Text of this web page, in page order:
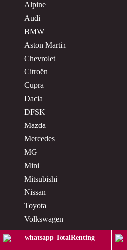
Alpine
Audi
BMW
Aston Martin
Chevrolet
Citroën
Cupra
Dacia
DFSK
Mazda
Mercedes
MG
Mini
Mitsubishi
Nissan
Toyota
Volkswagen